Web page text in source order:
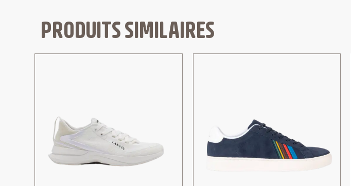
PRODUITS SIMILAIRES